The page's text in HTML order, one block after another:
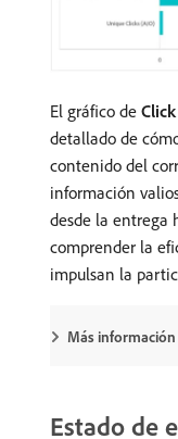
El gráfico de
detallado de
contenido del
información
desde la entrega
comprender la
impulsan la
Más
Estado de